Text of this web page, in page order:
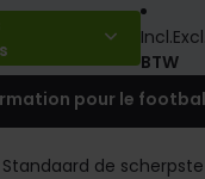
Incl.Excl.
BTW
pour le
Standaard de